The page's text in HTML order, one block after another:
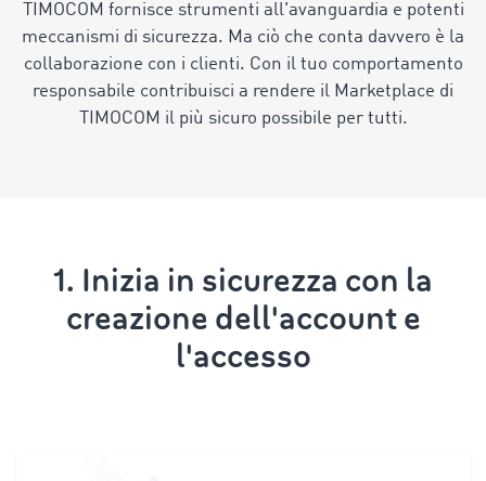
TIMOCOM fornisce strumenti all'avanguardia e potenti
meccanismi di sicurezza. Ma ciò che conta davvero è la
collaborazione con i clienti. Con il tuo comportamento
responsabile contribuisci a rendere il Marketplace di
TIMOCOM il più sicuro possibile per tutti.
1. Inizia in sicurezza con la
creazione dell'account e
l'accesso